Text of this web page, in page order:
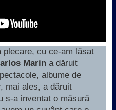
plecare, cu ce-am lăsat
Marin a dăruit
albume de
mai ales, a dăruit
s-a inventat o măsură